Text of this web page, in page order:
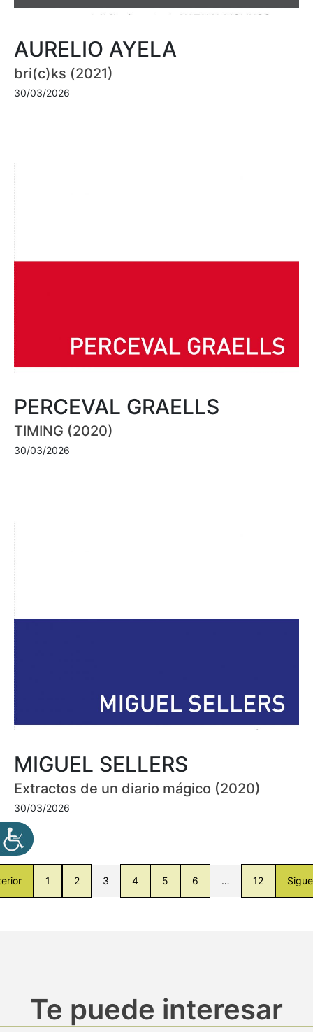
AURELIO AYELA
bri(c)ks (2021)
30/03/2026
PERCEVAL GRAELLS
TIMING (2020)
30/03/2026
MIGUEL SELLERS
Extractos de un diario mágico (2020)
30/03/2026
1 2 3 4 5 6 … 12
Te puede interesar